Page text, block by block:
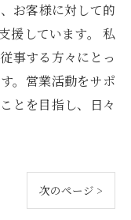
お客様に対して的
援しています。 私
事する方々にとっ
。営業活動をサポ
とを目指し、日々
次のページ >